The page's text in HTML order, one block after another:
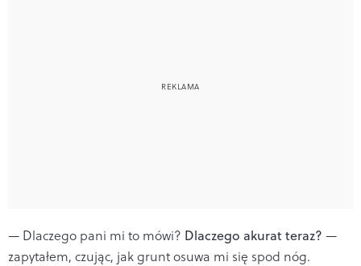
— Dlaczego pani mi to mówi? Dlaczego akurat teraz? —
zapytałem, czując, jak grunt osuwa mi się spod nóg.